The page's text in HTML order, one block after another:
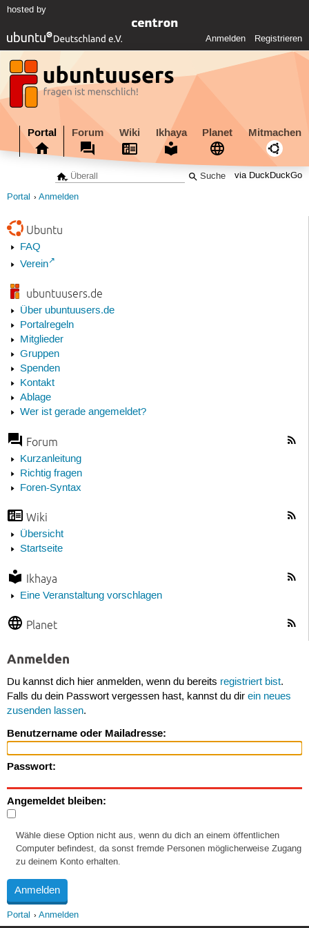
hosted by
Anmelden Registrieren
Portal Forum Wiki Ikhaya Planet Mitmachen
via DuckDuckGo
Portal Anmelden
Ubuntu
FAQ
Verein
ubuntuusers.de
Über ubuntuusers.de
Portalregeln
Mitglieder
Gruppen
Spenden
Kontakt
Ablage
Wer ist gerade angemeldet?
Forum
Kurzanleitung
Richtig fragen
Foren-Syntax
Wiki
Übersicht
Startseite
Ikhaya
Eine Veranstaltung vorschlagen
Planet
Anmelden
Du kannst dich hier anmelden, wenn du bereits registriert bist.
Falls du dein Passwort vergessen hast, kannst du dir ein neues
zusenden lassen.
Benutzername oder Mailadresse:
Passwort:
Angemeldet bleiben:
Wähle diese Option nicht aus, wenn du dich an einem öffentlichen
Computer befindest, da sonst fremde Personen möglicherweise Zugang
zu deinem Konto erhalten.
Portal Anmelden